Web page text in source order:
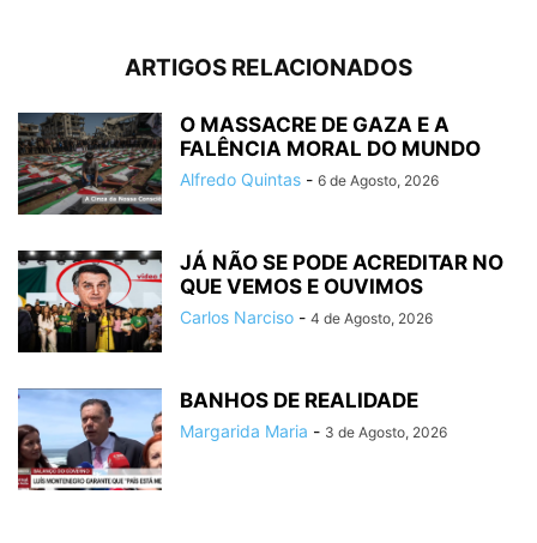
ARTIGOS RELACIONADOS
O MASSACRE DE GAZA E A
FALÊNCIA MORAL DO MUNDO
Alfredo Quintas - 6 de Agosto, 2026
JÁ NÃO SE PODE ACREDITAR NO
QUE VEMOS E OUVIMOS
Carlos Narciso - 4 de Agosto, 2026
BANHOS DE REALIDADE
Margarida Maria - 3 de Agosto, 2026